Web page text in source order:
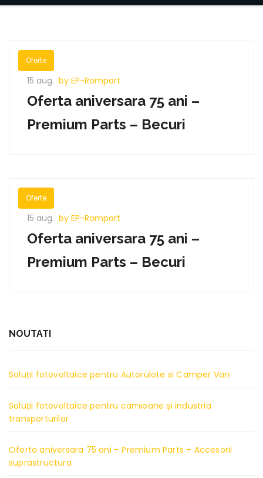
Oferte
15 aug. by EP-Rompart
Oferta aniversara 75 ani –
Premium Parts – Becuri
Oferte
15 aug. by EP-Rompart
Oferta aniversara 75 ani –
Premium Parts – Becuri
NOUTATI
Soluții fotovoltaice pentru Autorulote si Camper Van
Soluții fotovoltaice pentru camioane și industria
transporturilor
Oferta aniversara 75 ani – Premium Parts – Accesorii
suprastructura